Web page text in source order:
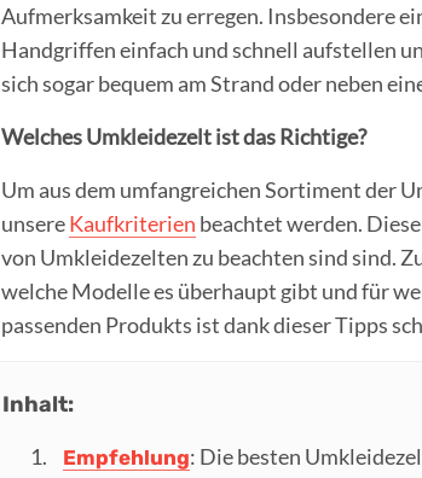
Aufmerksamkeit zu erregen. Insbesondere
Handgriffen einfach und schnell aufstellen
sich sogar bequem am Strand oder neben
Welches Umkleidezelt ist das Richtige?
Um aus dem umfangreichen Sortiment der
unsereKaufkriterien beachtet werden.
von Umkleidezelten zu beachten sind sind.
welche Modelle es überhaupt gibt und für
passenden Produkts ist dank dieser Tipps
Inhalt:
Empfehlung: Die besten